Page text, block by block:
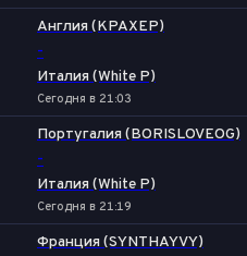
Англия (KPAXEP)
-
Италия (White P)
Сегодня в 21:03
Португалия (BORISLOVEOG)
-
Италия (White P)
Сегодня в 21:19
Франция (SYNTHAYVY)